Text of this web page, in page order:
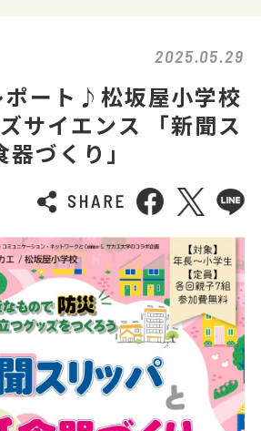
2025.05.29
ート♪松坂屋小学校
サイエンス 「新聞ス
づくり」